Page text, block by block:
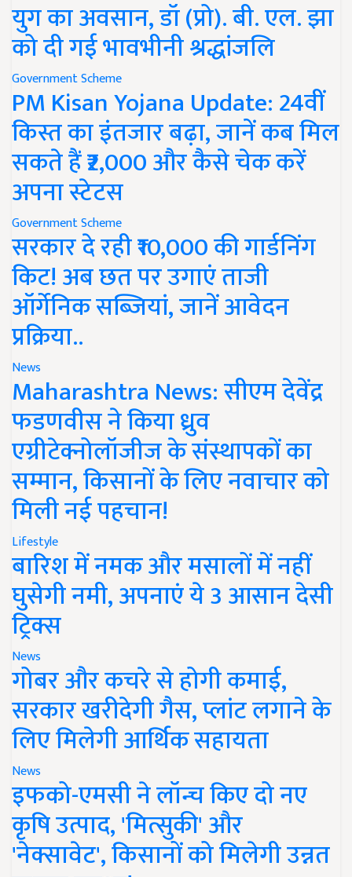
युग का अवसान, डॉ (प्रो). बी. एल. झा
को दी गई भावभीनी श्रद्धांजलि
Government Scheme
PM Kisan Yojana Update: 24वीं
किस्त का इंतजार बढ़ा, जानें कब मिल
सकते हैं ₹2,000 और कैसे चेक करें
अपना स्टेटस
Government Scheme
सरकार दे रही ₹10,000 की गार्डनिंग
किट! अब छत पर उगाएं ताजी
ऑर्गेनिक सब्जियां, जानें आवेदन
प्रक्रिया..
News
Maharashtra News: सीएम देवेंद्र
फडणवीस ने किया ध्रुव
एग्रीटेक्नोलॉजीज के संस्थापकों का
सम्मान, किसानों के लिए नवाचार को
मिली नई पहचान!
Lifestyle
बारिश में नमक और मसालों में नहीं
घुसेगी नमी, अपनाएं ये 3 आसान देसी
ट्रिक्स
News
गोबर और कचरे से होगी कमाई,
सरकार खरीदेगी गैस, प्लांट लगाने के
लिए मिलेगी आर्थिक सहायता
News
इफको-एमसी ने लॉन्च किए दो नए
कृषि उत्पाद, 'मित्सुकी' और
'नेक्सावेट', किसानों को मिलेगी उन्नत